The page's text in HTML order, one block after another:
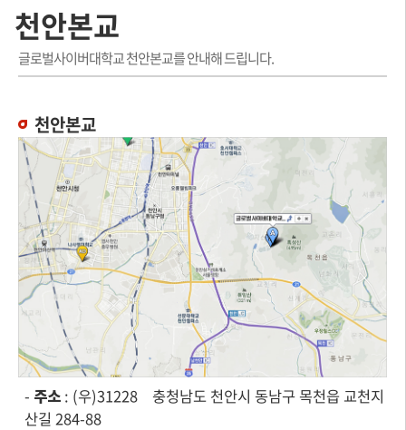
천안본교
글로벌사이버대학교 천안본교를 안내해 드립니다.
천안본교
- 주소 : (우)31228 충청남도 천안시 동남구 목천읍 교천지
산길 284-88